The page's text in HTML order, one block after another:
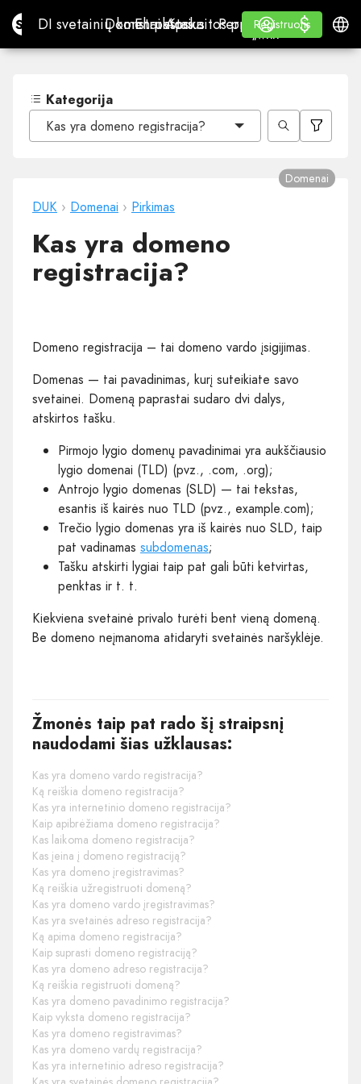
Site.proDI svetainių konstruktorius
DI svetainių konstruktorius
Domenai
DomenaiEl. paštas
El. paštasApskaitos programa
Apskaitos programa
Perpardavėjams
„WHITE LABEL“
Mokymasis
Mokymasis
Registruotis
Registruotis
Prisijungti
$
$
Kategorija
Kas yra domeno registracija?
DUK › Domenai › Pirkimas
Domenai
Kas yra domeno
registracija?
Domeno registracija – tai domeno vardo įsigijimas.
Domenas — tai pavadinimas, kurį suteikiate savo
svetainei. Domeną paprastai sudaro dvi dalys,
atskirtos tašku.
Pirmojo lygio domenų pavadinimai yra aukščiausio
lygio domenai (TLD) (pvz., .com, .org);
Antrojo lygio domenas (SLD) — tai tekstas,
esantis iš kairės nuo TLD (pvz., example.com);
Trečio lygio domenas yra iš kairės nuo SLD, taip
pat vadinamas subdomenas;
Tašku atskirti lygiai taip pat gali būti ketvirtas,
penktas ir t. t.
Kiekviena svetainė privalo turėti bent vieną domeną.
Be domeno neįmanoma atidaryti svetainės naršyklėje.
Žmonės taip pat rado šį straipsnį
naudodami šias užklausas:
Kas yra domeno vardo registracija?
Ką reiškia domeno registracija?
Kas yra internetinio domeno registracija?
Kaip apibrėžiama domeno registracija?
Kas laikoma domeno registracija?
Kas įeina į domeno registraciją?
Kas yra domeno įregistravimas?
Ką reiškia užregistruoti domeną?
Kas yra domeno vardo įregistravimas?
Kas yra svetainės adreso registracija?
Ką apima domeno registracija?
Kaip suprasti domeno registraciją?
Kas yra domeno adreso registracija?
Ką reiškia registruoti domeną?
Kas yra domeno pavadinimo registracija?
Kaip vyksta domeno registracija?
Kas yra domeno registravimas?
Kas yra domeno vardų registracija?
Kas yra internetinio adreso registracija?